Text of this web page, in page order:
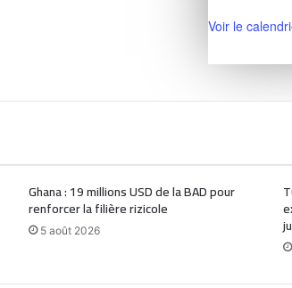
Voir le
Ghana : 19 millions USD de la BAD pour
renforcer la filière rizicole
5 août 2026